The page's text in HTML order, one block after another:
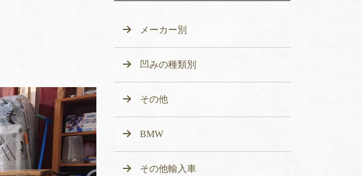
メーカー別
凹みの種類別
その他
BMW
その他輸入車